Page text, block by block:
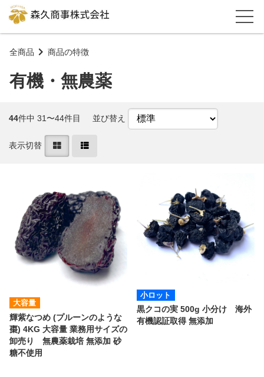
全商品 商品の特徴
有機・無農薬
44件中 31〜44件目 並び替え
表示切替
大容量
輝紫なつめ (プルーンのような
棗) 4KG 大容量 業務用サイズの
卸売り 無農薬栽培 無添加 砂
糖不使用
小ロット
黒クコの実 500g 小分け 海外
有機認証取得 無添加